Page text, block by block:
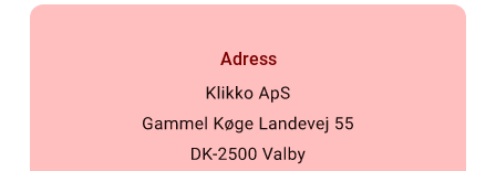
Adress